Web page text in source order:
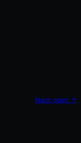
Nach oben ↑